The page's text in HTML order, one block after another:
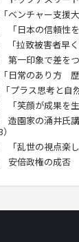
ベンチャー支援
「日本の信頼性
「拉致被害者早
第一印象で差を
日常のあり方
プラス思考と自
「笑顔が成果を
園家の涌井氏
「乱世の視点楽
安倍政権の成否